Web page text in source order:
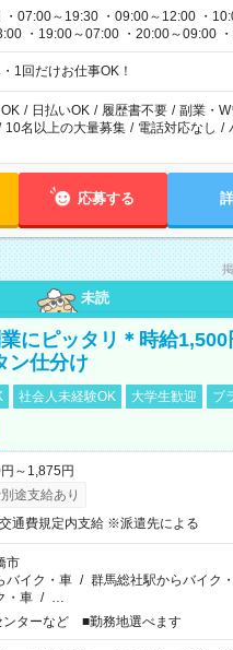
・07:00～19:30 ・09:00～12:00 ・
・19:00～07:00 ・20:00～09:00
てご紹介！ ※シフトは
1回だけお仕事OK！
/ 日払いOK / 履歴書不要 / 副業・
10名以上の大量募集 / 電話対応なし /
応募する
未読
にピッタリ＊時給1,500
ン仕分け
社会人未経験OK 大学生歓迎
ブ
～1,875円
途支給あり
通費規定内支給 ※派遣先による
市
バイク・車 / 群馬総社駅からバイク
・車 / …
ンターなど ■勤務地選べます